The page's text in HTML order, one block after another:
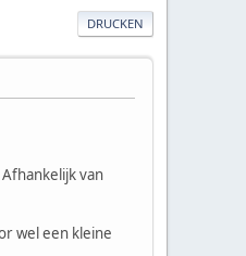
DRUCKEN
van
wel een kleine